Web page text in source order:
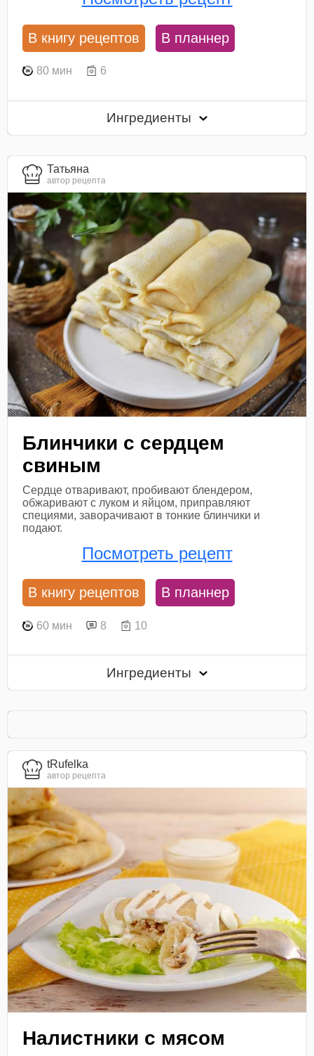
В книгу рецептов В планнер
80 мин 6
Ингредиенты
Татьяна
автор рецепта
Блинчики с сердцем
свиным
Сердце отваривают, пробивают блендером,
обжаривают с луком и яйцом, приправляют
специями, заворачивают в тонкие блинчики и
подают.
Посмотреть рецепт
В книгу рецептов В планнер
60 мин 8 10
Ингредиенты
tRufelka
автор рецепта
Налистники с мясом